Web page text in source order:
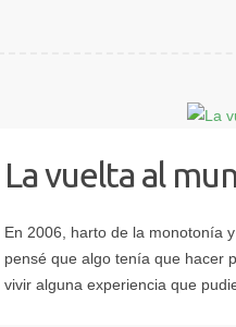
La vuelta al